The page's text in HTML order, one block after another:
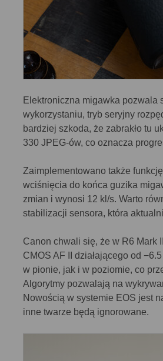
Elektroniczna migawka pozwala
wykorzystaniu, tryb seryjny
bardziej szkoda, że zabrakło tu
330 JPEG-ów, co oznacza
Zaimplementowano także
wciśnięcia do końca guzika
zmian i wynosi 12 kl/s. Warto
stabilizacji sensora, która
Canon chwali się, że w R6 Mark
CMOS AF II działającego od
w pionie, jak i w poziomie, co
Algorytmy pozwalają na
Nowością w systemie EOS jest
inne twarze będą ignorowane.